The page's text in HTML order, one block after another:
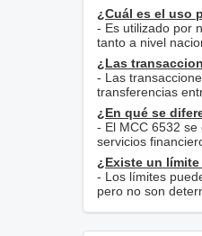
¿Cuál es el uso
- Es utilizado por
tanto a nivel
¿Las
- Las
transferencias
¿En qué se
- El MCC 6532
servicios
¿Existe un
- Los límites
pero no son